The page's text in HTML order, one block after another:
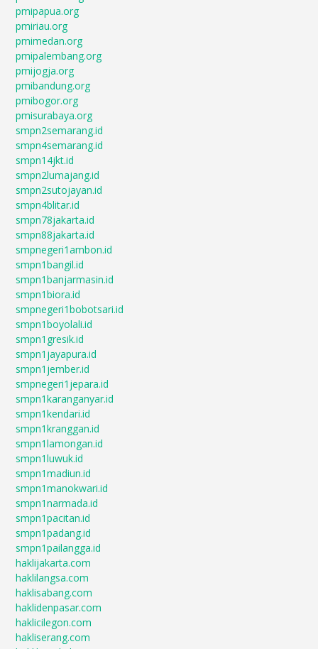
pmipapua.org
pmiriau.org
pmimedan.org
pmipalembang.org
pmijogja.org
pmibandung.org
pmibogor.org
pmisurabaya.org
smpn2semarang.id
smpn4semarang.id
smpn14jkt.id
smpn2lumajang.id
smpn2sutojayan.id
smpn4blitar.id
smpn78jakarta.id
smpn88jakarta.id
smpnegeri1ambon.id
smpn1bangil.id
smpn1banjarmasin.id
smpn1biora.id
smpnegeri1bobotsari.id
smpn1boyolali.id
smpn1gresik.id
smpn1jayapura.id
smpn1jember.id
smpnegeri1jepara.id
smpn1karanganyar.id
smpn1kendari.id
smpn1kranggan.id
smpn1lamongan.id
smpn1luwuk.id
smpn1madiun.id
smpn1manokwari.id
smpn1narmada.id
smpn1pacitan.id
smpn1padang.id
smpn1pailangga.id
haklijakarta.com
haklilangsa.com
haklisabang.com
haklidenpasar.com
haklicilegon.com
hakliserang.com